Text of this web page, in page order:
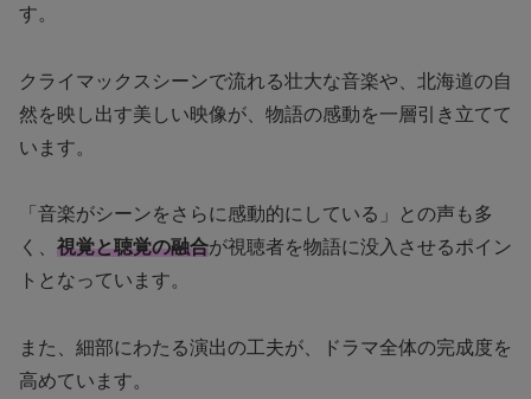
す。
クライマックスシーンで流れる壮大な音楽や、北海道の自
然を映し出す美しい映像が、物語の感動を一層引き立てて
います。
「音楽がシーンをさらに感動的にしている」との声も多
く、 視覚と聴覚の融合が視聴者を物語に没入させるポイン
トとなっています。
また、細部にわたる演出の工夫が、ドラマ全体の完成度を
高めています。